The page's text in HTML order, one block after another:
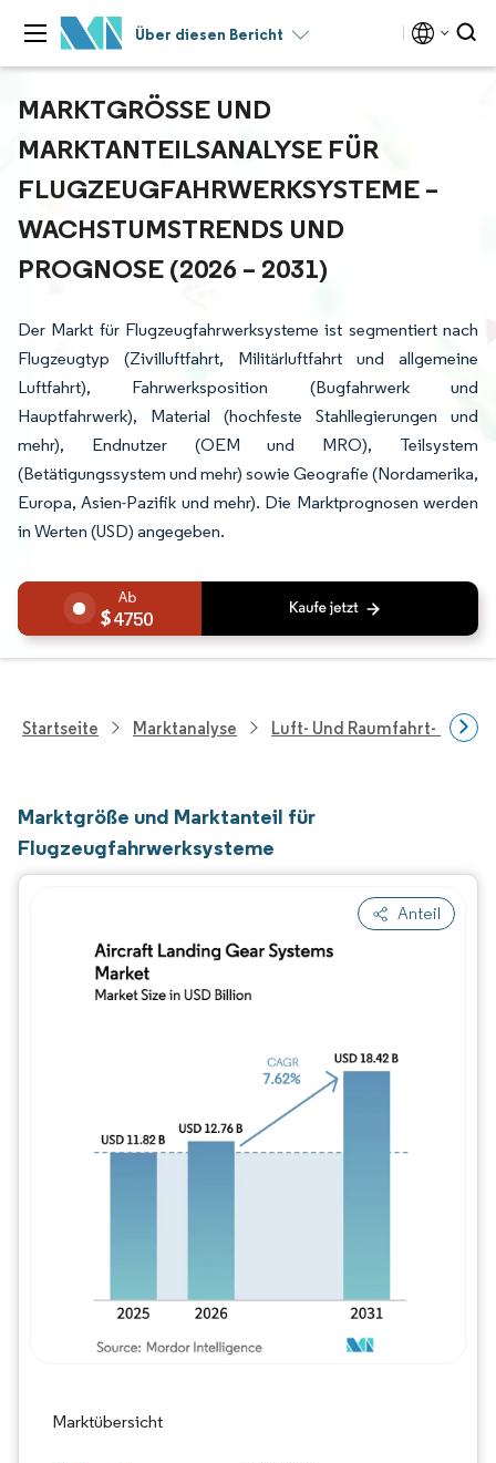
Über diesen Bericht
MARKTGRÖSSE UND M
ARKTANTEILSANALYSE FÜR F
LUGZEUGFAHRWERKSYSTEME – W
ACHSTUMSTRENDS UND P
ROGNOSE (2026 – 2031)
Der Markt für Flugzeugfahrwerksysteme ist segmentiert nach
Flugzeugtyp (Zivilluftfahrt, Militärluftfahrt und allgemeine
Luftfahrt), Fahrwerksposition (Bugfahrwerk und
Hauptfahrwerk), Material (hochfeste Stahllegierungen und
mehr), Endnutzer (OEM und MRO), Teilsystem
(Betätigungssystem und mehr) sowie Geografie (Nordamerika,
Europa, Asien-Pazifik und mehr). Die Marktprognosen werden
in Werten (USD) angegeben.
4750
Startseite Marktanalyse Luft- Und Raumfahrt- Und
Marktgröße und Marktanteil für
Flugzeugfahrwerksysteme
Anteil
Marktübersicht